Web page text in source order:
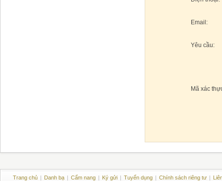
Email:
Yêu cầu:
Mã xác
Trang chủ | Danh bạ | Cẩm nang | Ký gửi | Tuyển dụng | Chính sách riêng tư |